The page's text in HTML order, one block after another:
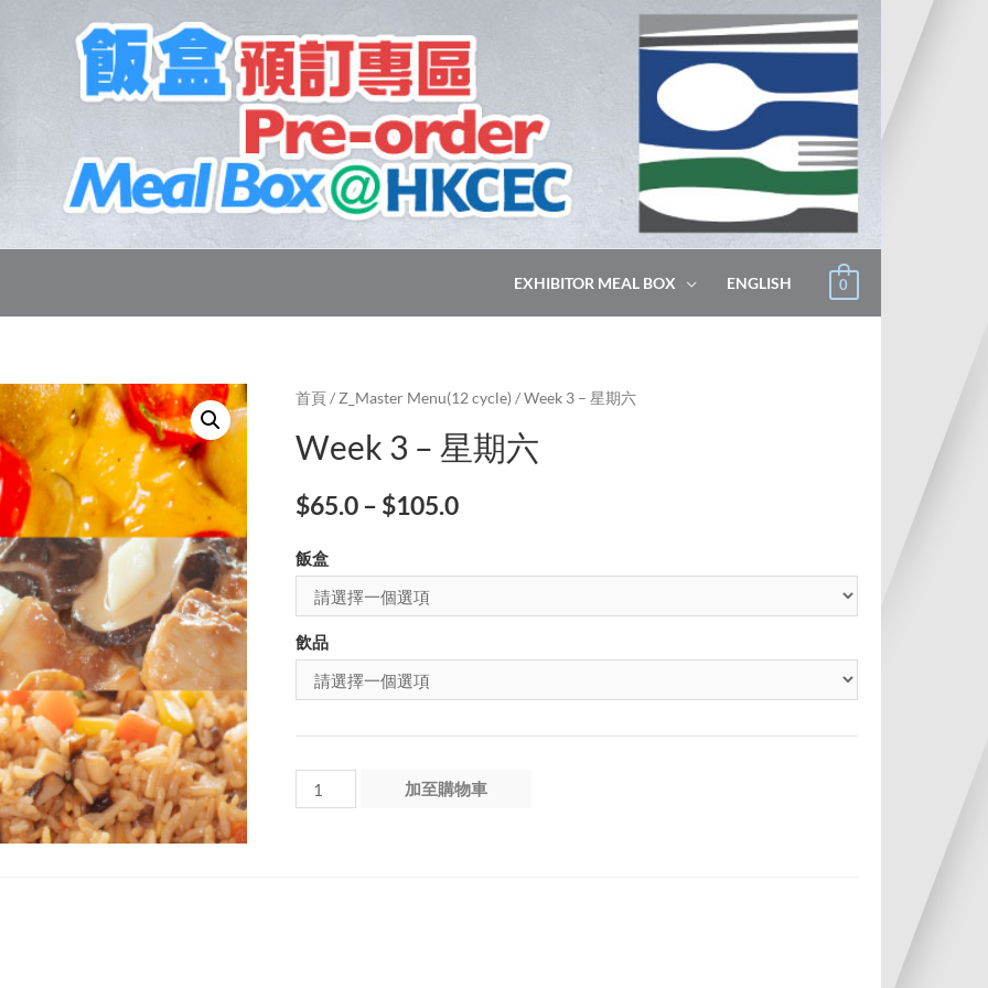
EXHIBITOR MEAL BOX ENGLISH 0
首頁/ Z_Master Menu(12 cycle) / Week 3 – 星期六
Week 3 – 星期六
$65.0– $105.0
飯盒
飲品
Week
3
加至購物車